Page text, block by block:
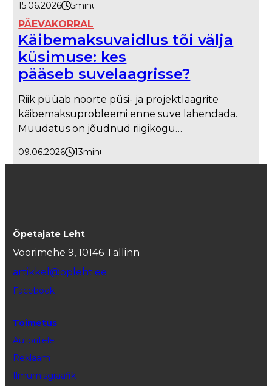
15.06.2026 5minutit
PÄEVAKORRAL
Käibemaksuvaidlus tõi välja
küsimuse: kes
pääseb suvelaagrisse?
Riik püüab noorte püsi- ja projektlaagrite
käibemaksuprobleemi enne suve lahendada.
Muudatus on jõudnud riigikogu…
09.06.2026 13minutit
Õpetajate Leht
Voorimehe 9, 10146 Tallinn
artikkel@opleht.ee
Facebook
Toimetus
Autoritele
Reklaam
Ilmumisgraafik